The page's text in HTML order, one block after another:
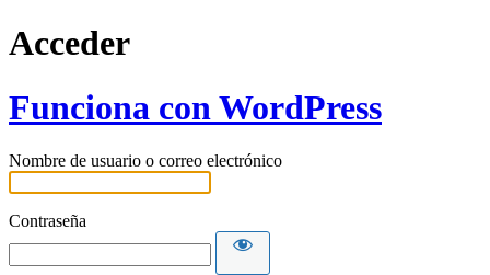
Acceder
Funciona con WordPress
Nombre de usuario o correo electrónico
Contraseña